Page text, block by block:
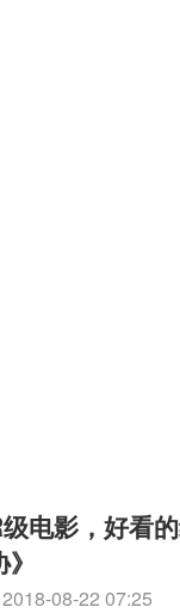
级电影，好看
08-22 07:25